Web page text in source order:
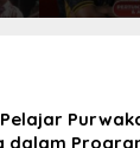
Yusuf
dalam